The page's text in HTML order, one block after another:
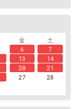
金
土
6
7
13
14
20
21
27
28